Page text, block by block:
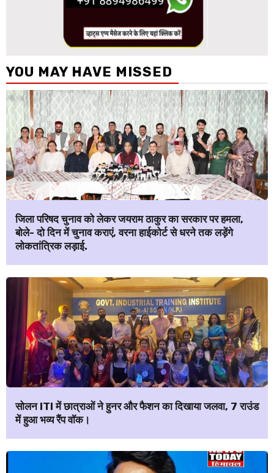
YOU MAY HAVE MISSED
जिला परिषद चुनाव को लेकर जयराम ठाकुर का सरकार पर हमला,
बोले- दो दिन में चुनाव कराएं, वरना हाईकोर्ट से धरने तक लड़ेंगे
लोकतांत्रिक लड़ाई.
सोलन ITI में छात्राओं ने हुनर और फैशन का दिखाया जलवा, 7 राउंड
में हुआ भव्य रैंप वॉक।